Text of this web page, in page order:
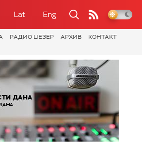
Lat Eng
РАДИО ЏЕЗЕР АРХИВ
КОНТАКТ